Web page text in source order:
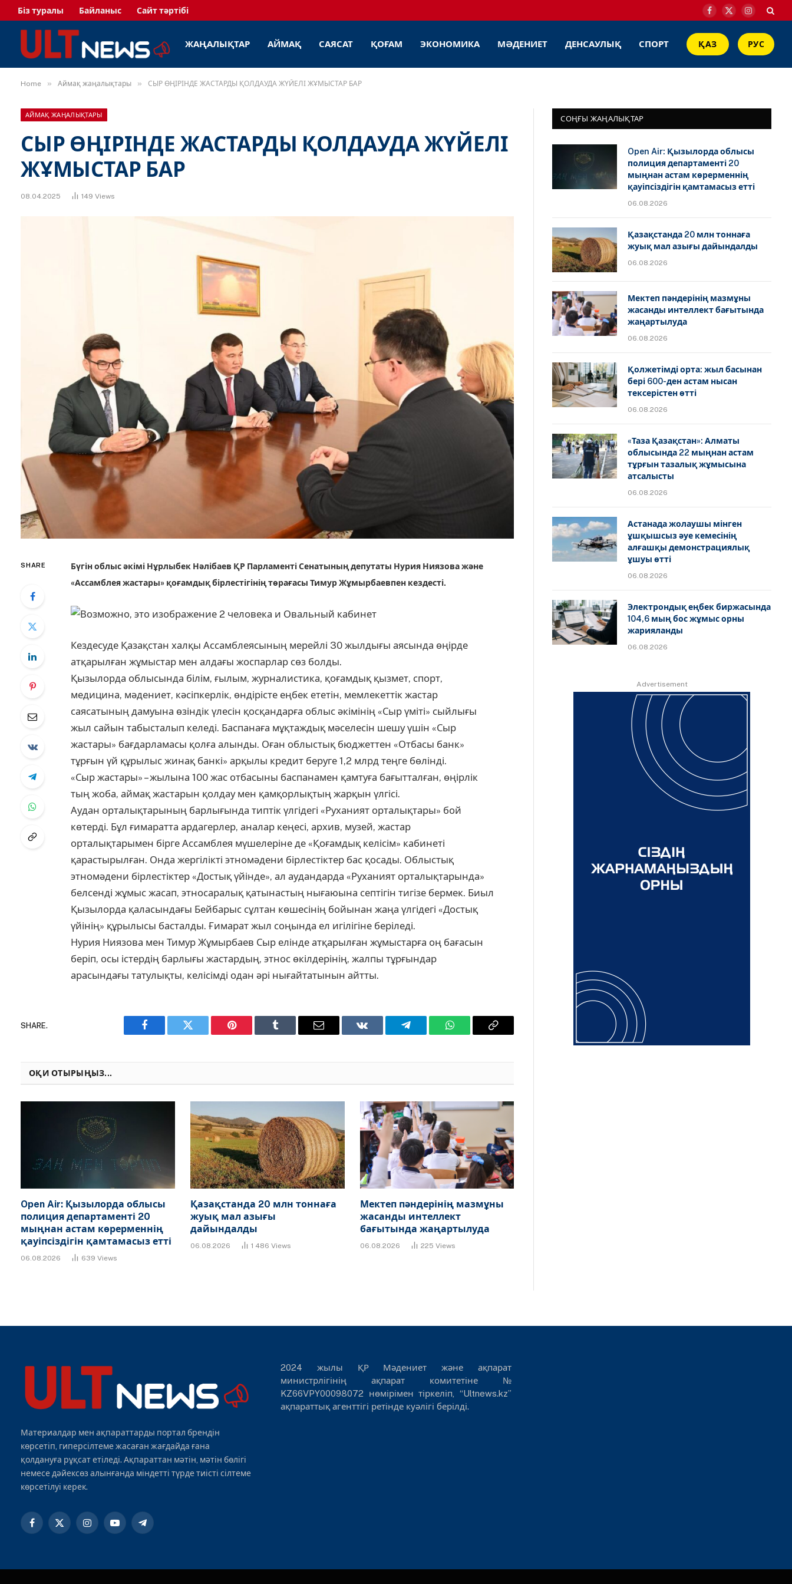
Біз туралы Байланыс Сайт тәртібі
Facebook
X
Instagram
ЖАҢАЛЫҚТАР АЙМАҚ САЯСАТ ҚОҒАМ ЭКОНОМИКА МӘДЕНИЕТ ДЕНСАУЛЫҚ СПОРТ ҚАЗ РУС
Home » Аймақ жаңалықтары » СЫР ӨҢІРІНДЕ ЖАСТАРДЫ ҚОЛДАУДА ЖҮЙЕЛІ ЖҰМЫСТАР БАР
АЙМАҚ ЖАҢАЛЫҚТАРЫ
СЫР ӨҢІРІНДЕ ЖАСТАРДЫ ҚОЛДАУДА ЖҮЙЕЛІ
ЖҰМЫСТАР БАР
08.04.2025 149 Views
SHARE
Бүгін облыс әкімі Нұрлыбек Нәлібаев ҚР Парламенті Сенатының депутаты Нурия Ниязова және
«Ассамблея жастары» қоғамдық бірлестігінің төрағасы Тимур Жұмырбаевпен кездесті.
Кездесуде Қазақстан халқы Ассамблеясының мерейлі 30 жылдығы аясында өңірде
атқарылған жұмыстар мен алдағы жоспарлар сөз болды.
Қызылорда облысында білім, ғылым, журналистика, қоғамдық қызмет, спорт,
медицина, мәдениет, кәсіпкерлік, өндірісте еңбек ететін, мемлекеттік жастар
саясатының дамуына өзіндік үлесін қосқандарға облыс әкімінің «Сыр үміті» сыйлығы
жыл сайын табысталып келеді. Баспанаға мұқтаждық мәселесін шешу үшін «Сыр
жастары» бағдарламасы қолға алынды. Оған облыстық бюджеттен «Отбасы банк»
тұрғын үй құрылыс жинақ банкі» арқылы кредит беруге 1,2 млрд теңге бөлінді.
«Сыр жастары» – жылына 100 жас отбасыны баспанамен қамтуға бағытталған, өңірлік
тың жоба, аймақ жастарын қолдау мен қамқорлықтың жарқын үлгісі.
Аудан орталықтарының барлығында типтік үлгідегі «Руханият орталықтары» бой
көтерді. Бұл ғимаратта ардагерлер, аналар кеңесі, архив, музей, жастар
орталықтарымен бірге Ассамблея мүшелеріне де «Қоғамдық келісім» кабинеті
қарастырылған. Онда жергілікті этномәдени бірлестіктер бас қосады. Облыстық
этномәдени бірлестіктер «Достық үйінде», ал аудандарда «Руханият орталықтарында»
белсенді жұмыс жасап, этносаралық қатынастың нығаюына септігін тигізе бермек. Биыл
Қызылорда қаласындағы Бейбарыс сұлтан көшесінің бойынан жаңа үлгідегі «Достық
үйінің» құрылысы басталды. Ғимарат жыл соңында ел игілігіне беріледі.
Нурия Ниязова мен Тимур Жұмырбаев Сыр елінде атқарылған жұмыстарға оң бағасын
беріп, осы істердің барлығы жастардың, этнос өкілдерінің, жалпы тұрғындар
арасындағы татулықты, келісімді одан әрі нығайтатынын айтты.
SHARE.
Facebook Twitter Pinterest Tumblr Email VKontakteTelegram WhatsAppCopy
ОҚИ ОТЫРЫҢЫЗ...
Open Air: Қызылорда облысы
полиция департаменті 20
мыңнан астам көрерменнің
қауіпсіздігін қамтамасыз етті
06.08.2026 639 Views
Қазақстанда 20 млн тоннаға
жуық мал азығы
дайындалды
06.08.2026 1 486 Views
Мектеп пәндерінің мазмұны
жасанды интеллект
бағытында жаңартылуда
06.08.2026 225 Views
СОҢҒЫ ЖАҢАЛЫҚТАР
Open Air: Қызылорда облысы
полиция департаменті 20
мыңнан астам көрерменнің
қауіпсіздігін қамтамасыз етті
06.08.2026
Қазақстанда 20 млн тоннаға
жуық мал азығы дайындалды
06.08.2026
Мектеп пәндерінің мазмұны
жасанды интеллект бағытында
жаңартылуда
06.08.2026
Қолжетімді орта: жыл басынан
бері 600-ден астам нысан
тексерістен өтті
06.08.2026
«Таза Қазақстан»: Алматы
облысында 22 мыңнан астам
тұрғын тазалық жұмысына
атсалысты
06.08.2026
Астанада жолаушы мінген
ұшқышсыз әуе кемесінің
алғашқы демонстрациялық
ұшуы өтті
06.08.2026
Электрондық еңбек биржасында
104,6 мың бос жұмыс орны
жарияланды
06.08.2026
Advertisement
Материалдар мен ақпараттарды портал брендін
көрсетіп, гиперсілтеме жасаған жағдайда ғана
қолдануға рұқсат етіледі. Ақпараттан мәтін, мәтін бөлігі
немесе дәйексөз алынғанда міндетті түрде тиісті сілтеме
көрсетілуі керек.
Facebook
X
InstagramYouTubeTelegram
2024 жылы ҚР Мәдениет және ақпарат
министрлігінің ақпарат комитетіне №
KZ66VPY00098072 нөмірімен тіркеліп, “Ultnews.kz”
ақпараттық агенттігі ретінде куәлігі берілді.